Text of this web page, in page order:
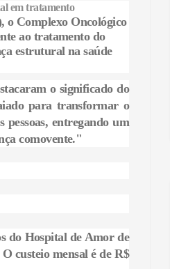
em tratamento
o Complexo Oncológico
ao tratamento do
estrutural na saúde
o significado do
para transformar o
entregando um
comovente."
do Hospital de Amor de
custeio mensal é de R$